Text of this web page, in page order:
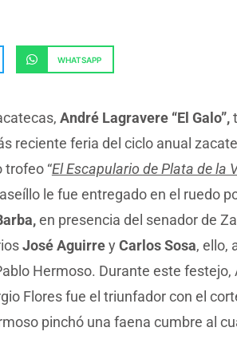
WHATSAPP
André Lagravere “El Galo”,
reciente feria del ciclo anual
trofeo “El Escapulario de Plata de la
le fue entregado en el ruedo
en presencia del senador de
José Aguirrey Carlos Sosa, ello,
Hermoso. Durante este festejo,
Flores fue el triunfador con el
pinchó una faena cumbre al